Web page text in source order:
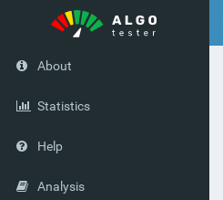
About
Statistics
Help
Analysis